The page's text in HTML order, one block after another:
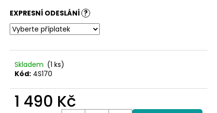
EXPRESNÍ ODESLÁNÍ ?
Skladem (1 ks)
Kód: 4S170
1 490 Kč
m
e